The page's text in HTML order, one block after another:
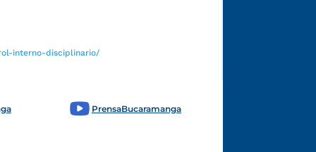
interno-disciplinario/
PrensaBucaramanga